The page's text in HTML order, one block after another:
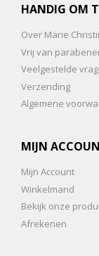
HANDIG OM
Over Marie
Vrij van
Veelgestelde
Verzending
Algemene
MIJN
Mijn Account
Winkelmand
Bekijk onze
Afrekenen